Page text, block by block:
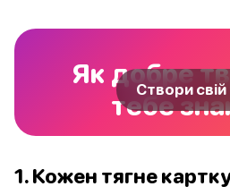
Як добре
тебе
Створи свій
1. Кожен тягне